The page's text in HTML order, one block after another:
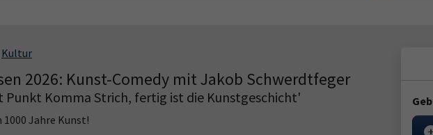
Kultur
2026: Kunst-Comedy mit Jakob Schwerdtfeger
Punkt Komma Strich, fertig ist die Kunstgeschicht'
Jahre Kunst!